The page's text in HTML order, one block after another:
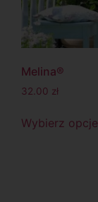
Melina®
32.00 zł
Wybierz opcje